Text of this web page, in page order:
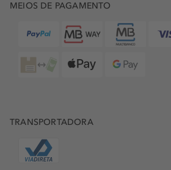
MEIOS DE PAGAMENTO
TRANSPORTADORA